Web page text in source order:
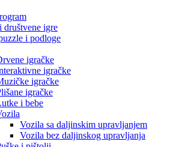
društvene igre
i podloge
igračke
igračke
igračke
igračke
i bebe
Vozila sa daljinskim upravljanjem
Vozila bez daljinskog upravljanja